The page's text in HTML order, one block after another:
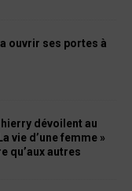
ouvrir ses portes à
dévoilent au
vie d’une femme »
qu’aux autres